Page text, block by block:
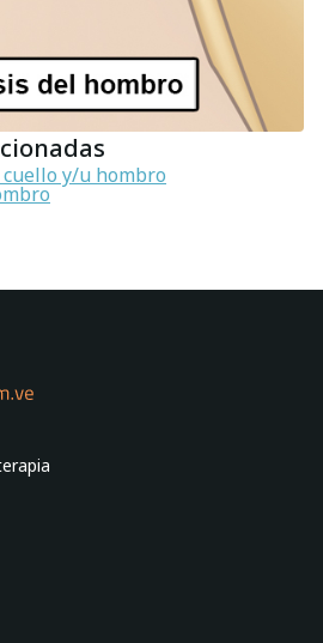
y/u hombro